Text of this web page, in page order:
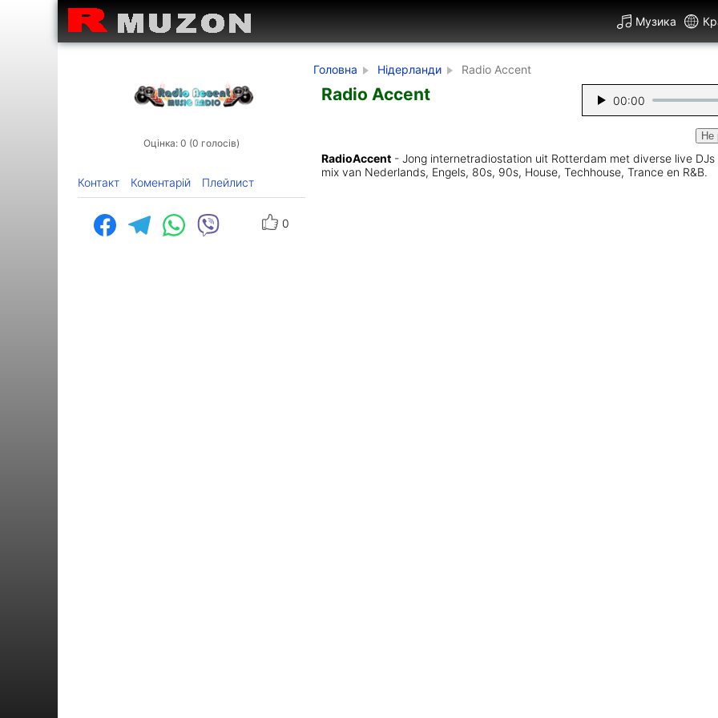
Музика
Оцінка: 0 (0 голосів)
Контакт Коментарій Плейлист
0
Головна Нідерланди Radio Accent
Radio Accent 00:00
Не
RadioAccent - Jong internetradiostation uit Rotterdam met diverse live DJs
mix van Nederlands, Engels, 80s, 90s, House, Techhouse, Trance en R&B.